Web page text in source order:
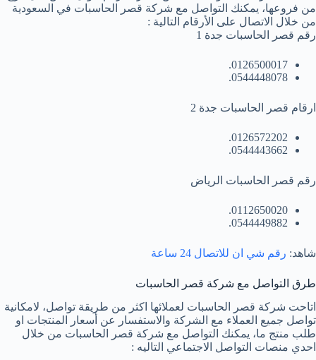
من فروعها، يمكنك التواصل مع شركة قصر الحاسبات في السعودية
من خلال الاتصال على الأرقام التالية :
رقم قصر الحاسبات جدة 1
0126500017.
0544448078.
ارقام قصر الحاسبات جدة 2
0126572202.
0544443662.
رقم قصر الحاسبات الرياض
0112650020.
0544449882.
شاهد: رقم شي ان للاتصال 24 ساعة
طرق التواصل مع شركة قصر الحاسبات
اتاحت شركة قصر الحاسبات لعملائها اكثر من طريقة تواصل، لامكانية
تواصل جميع العملاء مع الشركة والاستفسار عن أسعار المنتجات او
طلب منتج ما، يمكنك التواصل مع شركة قصر الحاسبات من خلال
احدي منصات التواصل الاجتماعي التاليه :